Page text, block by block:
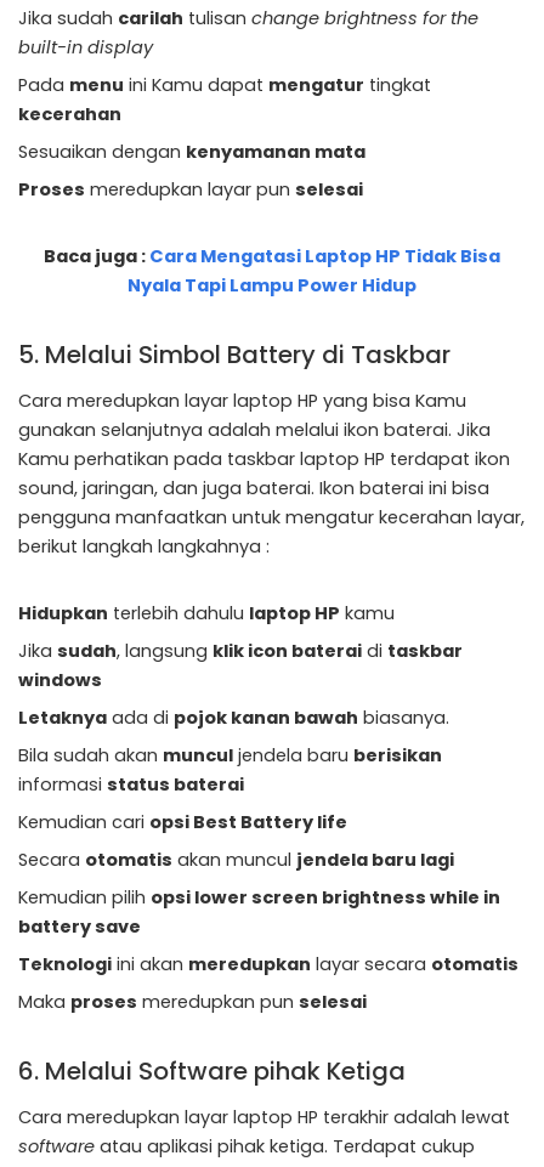
Jika sudah carilah tulisan change brightness for the
built-in display
Pada menu ini Kamu dapat mengatur tingkat
kecerahan
Sesuaikan dengan kenyamanan mata
Proses meredupkan layar pun selesai
Baca juga : Cara Mengatasi Laptop HP Tidak Bisa
Nyala Tapi Lampu Power Hidup
5. Melalui Simbol Battery di Taskbar
Cara meredupkan layar laptop HP yang bisa Kamu
gunakan selanjutnya adalah melalui ikon baterai. Jika
Kamu perhatikan pada taskbar laptop HP terdapat ikon
sound, jaringan, dan juga baterai. Ikon baterai ini bisa
pengguna manfaatkan untuk mengatur kecerahan layar,
berikut langkah langkahnya :
Hidupkan terlebih dahulu laptop HP kamu
Jika sudah, langsung klik icon baterai di taskbar
windows
Letaknya ada di pojok kanan bawah biasanya.
Bila sudah akan muncul jendela baru berisikan
informasi status baterai
Kemudian cari opsi Best Battery life
Secara otomatis akan muncul jendela baru lagi
Kemudian pilih opsi lower screen brightness while in
battery save
Teknologi ini akan meredupkan layar secara otomatis
Maka proses meredupkan pun selesai
6. Melalui Software pihak Ketiga
Cara meredupkan layar laptop HP terakhir adalah lewat
software atau aplikasi pihak ketiga. Terdapat cukup